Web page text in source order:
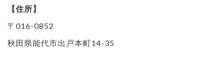
【住所】
〒016-0852
秋田県能代市出戸本町14-35